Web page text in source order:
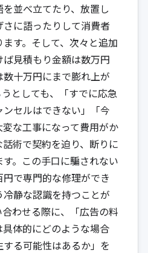
並べ立てたり、放置し
に語ったりして消費者
す。そして、次々と追加
見積もり金額は数万円
十万円にまで膨れ上が
としても、「すでに応急
セルはできない」「今
な工事になって費用がか
術で契約を迫り、断りに
。この手口に騙されない
で専門的な修理ができ
静な認識を持つことが
わせる際に、「広告の料
体的にどのような場合
る可能性はあるか」を